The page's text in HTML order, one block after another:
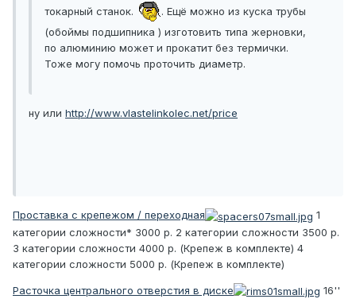
токарный станок.
. Ещё можно из куска трубы
(обоймы подшипника ) изготовить типа жерновки,
по алюминию может и прокатит без термички.
Тоже могу помочь проточить диаметр.
ну или http://www.vlastelinkolec.net/price
Проставка с крепежом / переходная
1
категории сложности* 3000 р. 2 категории сложности 3500 р.
3 категории сложности 4000 р. (Крепеж в комплекте) 4
категории сложности 5000 р. (Крепеж в комплекте)
Расточка центрального отверстия в диске
16''